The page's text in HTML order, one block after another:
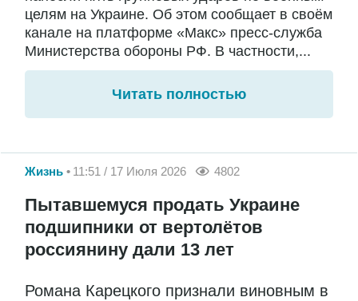
целям на Украине. Об этом сообщает в своём
канале на платформе «Макс» пресс-служба
Министерства обороны РФ. В частности,...
Читать полностью
Жизнь 11:51 / 17 Июля 2026 4802
Пытавшемуся продать Украине
подшипники от вертолётов
россиянину дали 13 лет
Романа Карецкого признали виновным в